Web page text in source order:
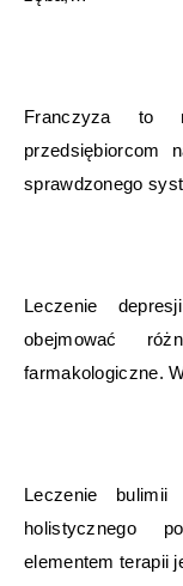
Franczyza to
przedsiębiorcom
sprawdzonego
Leczenie
obejmować
farmakologiczne.
Leczenie
holistycznego
elementem terapii